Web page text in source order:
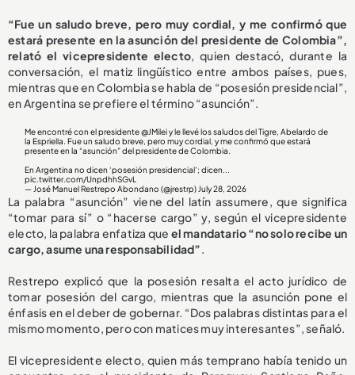
“Fue un saludo breve, pero muy cordial, y me confirmó que
estará presente en la asunción del presidente de Colombia”,
relató el vicepresidente electo , quien destacó, durante la
conversación, el matiz lingüístico entre ambos países, pues,
mientras que en Colombia se habla de “posesión presidencial”,
en Argentina se prefiere el término “asunción”.
Me encontré con el presidente@JMileiy le llevé los saludos del Tigre, Abelardo de
la Espriella. Fue un saludo breve, pero muy cordial, y me confirmó que estará
presente en la “asunción” del presidente de Colombia.
En Argentina no dicen ‘posesión presidencial’; dicen...
pic.twitter.com/UnpdhhSGvL
— José Manuel Restrepo Abondano (@jrestrp) July 28, 2026
La palabra “asunción” viene del latín assumere, que significa
“tomar para sí” o “hacerse cargo” y, según el vicepresidente
electo, la palabra enfatiza que el mandatario “no solo recibe un
cargo, asume una responsabilidad”
Restrepo explicó que la posesión resalta el acto jurídico de
tomar posesión del cargo, mientras que la asunción pone el
énfasis en el deber de gobernar. “Dos palabras distintas para el
mismo momento, pero con matices muy interesantes”, señaló.
El vicepresidente electo, quien más temprano había tenido un